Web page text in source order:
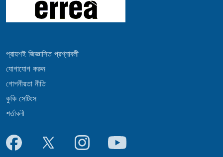
প্রায়শই জিজ্ঞাসিত প্রশ্নাবলী
যোগাযোগ করুন
গোপনীয়তা নীতি
কুকি সেটিংস
শর্তাবলী